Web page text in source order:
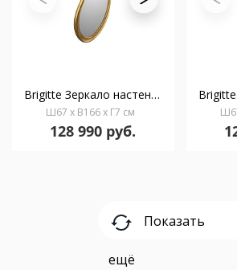
Brigitte Зеркало настенное золотое
Ш67 x В166 x Г7 см
128 990 руб.
Показать
ещё